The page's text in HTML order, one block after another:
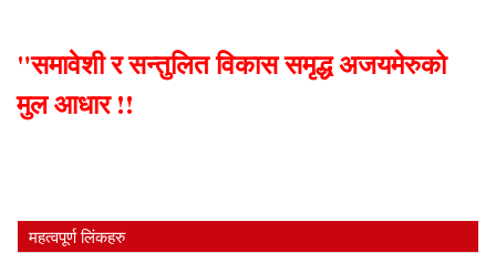
"समावेशी र सन्तुलित विकास समृद्ध अजयमेरुको
मुल आधार !!
महत्वपूर्ण लिंकहरु